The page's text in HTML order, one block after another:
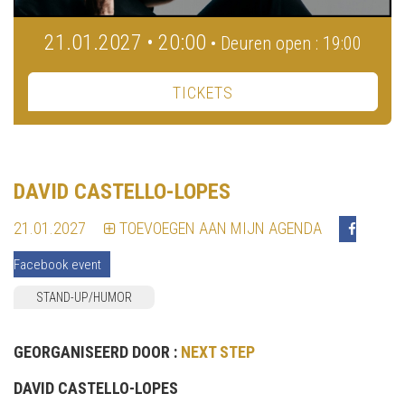
21.01.2027 • 20:00 • Deuren open : 19:00
TICKETS
DAVID CASTELLO-LOPES
21.01.2027 TOEVOEGEN AAN MIJN AGENDA
Facebook event
STAND-UP/HUMOR
GEORGANISEERD DOOR : NEXT STEP
DAVID CASTELLO-LOPES